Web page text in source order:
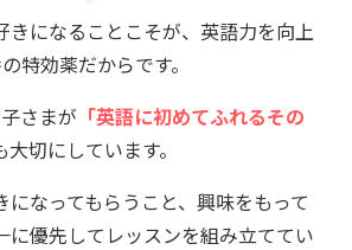
きになることこそが、英語力を向上
特効薬だからです。
さまが 「英語に初めてふれるその
切にしています。
になってもらうこと、興味をもって
に優先してレッスンを組み立ててい